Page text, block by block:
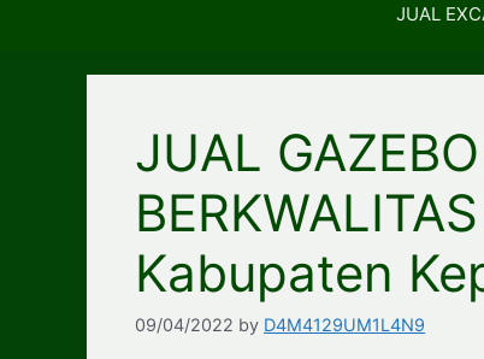
JUAL
JUAL
Kabupaten
09/04/2022 by D4M4129UM1L4N9